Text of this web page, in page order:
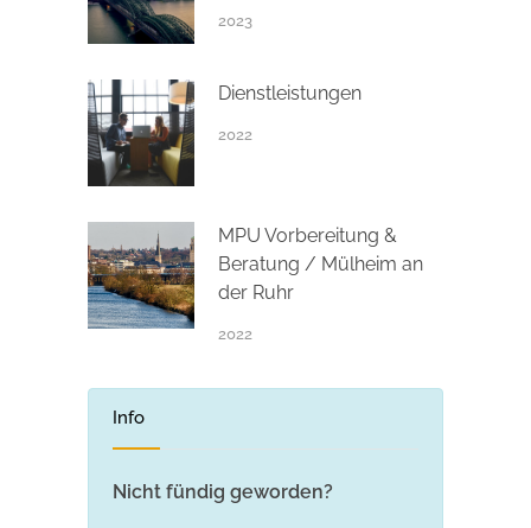
2023
Dienstleistungen
2022
MPU Vorbereitung &
Beratung / Mülheim an
der Ruhr
2022
Info
Nicht fündig geworden?